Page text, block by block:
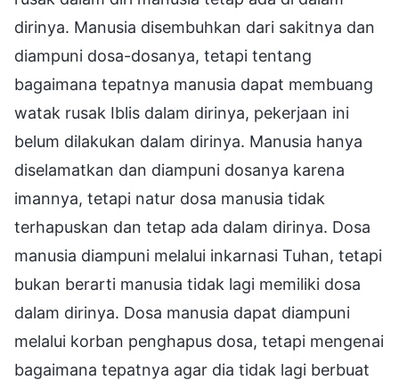
dirinya. Manusia disembuhkan dari sakitnya dan
diampuni dosa-dosanya, tetapi tentang
bagaimana tepatnya manusia dapat membuang
watak rusak Iblis dalam dirinya, pekerjaan ini
belum dilakukan dalam dirinya. Manusia hanya
diselamatkan dan diampuni dosanya karena
imannya, tetapi natur dosa manusia tidak
terhapuskan dan tetap ada dalam dirinya. Dosa
manusia diampuni melalui inkarnasi Tuhan, tetapi
bukan berarti manusia tidak lagi memiliki dosa
dalam dirinya. Dosa manusia dapat diampuni
melalui korban penghapus dosa, tetapi mengenai
bagaimana tepatnya agar dia tidak lagi berbuat